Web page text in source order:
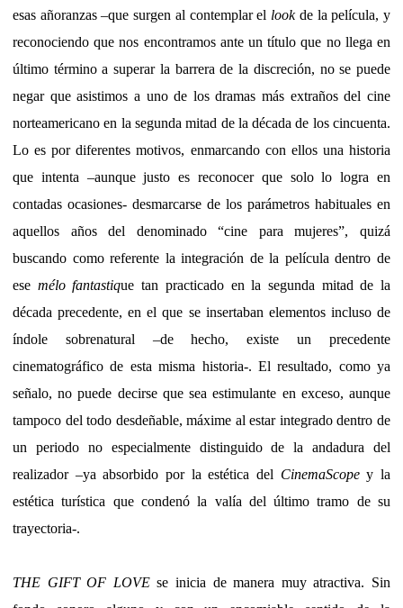
esas añoranzas –que surgen al contemplar el lookde la película, y
reconociendo que nos encontramos ante un título que no llega en
último término a superar la barrera de la discreción, no se puede
negar que asistimos a uno de los dramas más extraños del cine
norteamericano en la segunda mitad de la década de los cincuenta.
Lo es por diferentes motivos, enmarcando con ellos una historia
que intenta –aunque justo es reconocer que solo lo logra en
contadas ocasiones- desmarcarse de los parámetros habituales en
aquellos años del denominado “cine para mujeres”, quizá
buscando como referente la integración de la película dentro de
ese mélo fantastique tan practicado en la segunda mitad de la
década precedente, en el que se insertaban elementos incluso de
índole sobrenatural –de hecho, existe un precedente
cinematográfico de esta misma historia-. El resultado, como ya
señalo, no puede decirse que sea estimulante en exceso, aunque
tampoco del todo desdeñable, máxime al estar integrado dentro de
un periodo no especialmente distinguido de la andadura del
realizador –ya absorbido por la estética del CinemaScopey la
estética turística que condenó la valía del último tramo de su
trayectoria-.
THE GIFT OF LOVEse inicia de manera muy atractiva. Sin